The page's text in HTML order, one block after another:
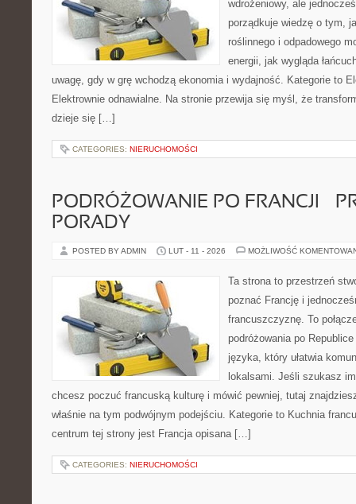
wdrożeniowy, ale
porządkuje wiedzę o tym,
roślinnego i odpadowego
energii, jak wygląda
uwagę, gdy w grę wchodzą ekonomia i wydajność. Kategorie to
Elektrownie odnawialne. Na stronie przewija się myśl, że
dzieje się […]
CATEGORIES: NIERUCHOMOŚCI
PODRÓŻOWANIE PO FRANCJI –
PORADY
POSTED BY ADMIN LUT - 11 - 2026 MOŻLIWOŚĆ
Ta strona to przestrzeń
poznać Francję i
francuszczyznę. To
podróżowania po
języka, który ułatwia
lokalsami. Jeśli szukasz
chcesz poczuć francuską kulturę i mówić pewniej, tutaj
właśnie na tym podwójnym podejściu. Kategorie to Kuchnia
centrum tej strony jest Francja opisana […]
CATEGORIES: NIERUCHOMOŚCI